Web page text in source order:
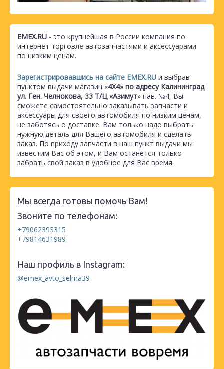
EMEX.RU - это крупнейшая в России компания по
интернет торговле автозапчастями и аксессуарами
по низким ценам.
Зарегистрировавшись на сайте EMEX.RU и выбрав
пунктом выдачи магазин «4Х4» по адресу Калининград
ул. Ген. Челнокова, 33 Т/Ц «Азимут» пав. №4, Вы
сможете самостоятельно заказывать запчасти и
аксессуары для своего автомобиля по низким ценам,
не заботясь о доставке. Вам только надо выбрать
нужную деталь для Вашего автомобиля и сделать
заказ. По приходу запчасти в наш пункт выдачи мы
известим Вас об этом, и Вам останется только
забрать свой заказ в удобное для Вас время.
Мы всегда готовы помочь Вам!
Звоните по телефонам:
+79062393315
+79814631989
Наш профиль в Instagram:
@emex_avto_selma39